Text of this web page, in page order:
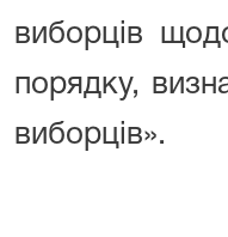
виборців
порядку,
виборців».